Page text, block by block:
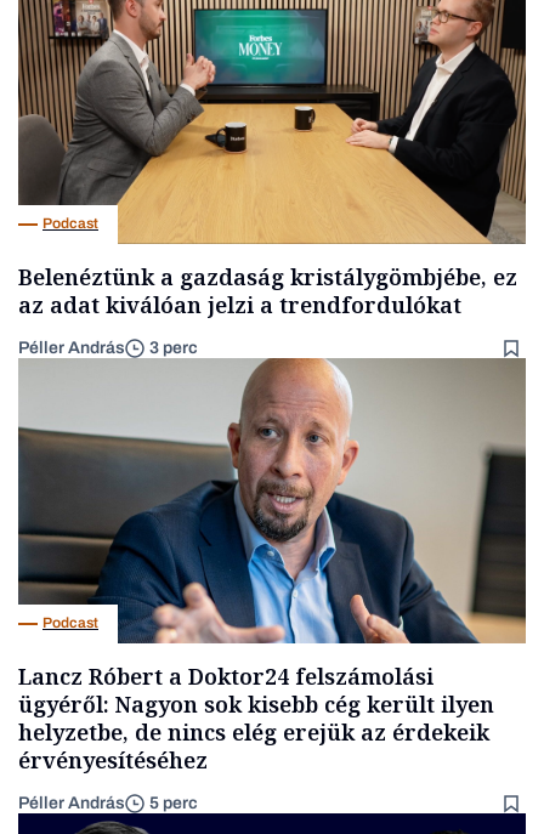
Podcast
Belenéztünk a gazdaság kristálygömbjébe, ez
az adat kiválóan jelzi a trendfordulókat
Péller András 3 perc
Podcast
Lancz Róbert a Doktor24 felszámolási
ügyéről: Nagyon sok kisebb cég került ilyen
helyzetbe, de nincs elég erejük az érdekeik
érvényesítéséhez
Péller András 5 perc